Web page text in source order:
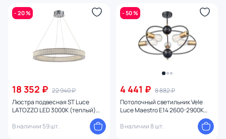
- 20 %
18 352 ₽ 22 940 ₽
Люстра подвесная ST Luce
LATOZZO LED 3000К (теплый)
В наличии 59 шт.
- 50 %
4 441 ₽ 8 882 ₽
Потолочный светильник Vele
Luce Maestro E14 2600-2900К
В наличии 8 шт.